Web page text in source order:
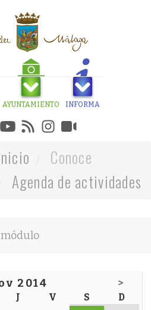
AYUNTAMIENTO INFORMA
Conoce
Agenda de actividades
2014 >
J V S D